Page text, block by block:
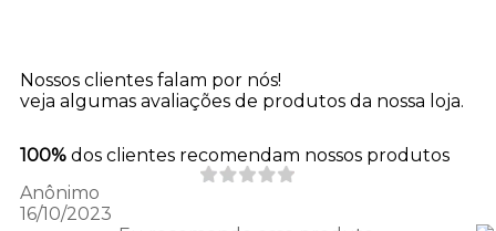
Nossos clientes falam por nós!
veja algumas avaliações de produtos da nossa loja.
100% dos clientes recomendam nossos produtos
Anônimo
16/10/2023